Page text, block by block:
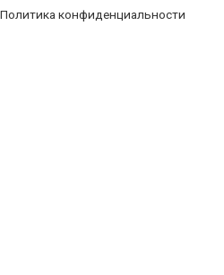
Политика конфиденциальности